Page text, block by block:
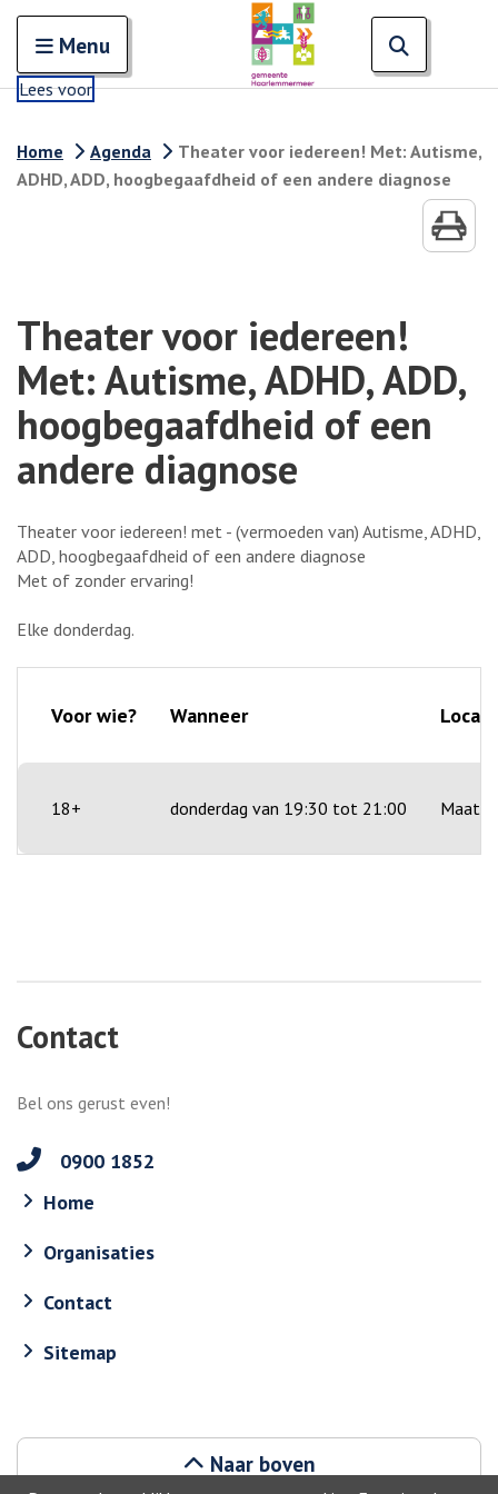
Open en sluit het
Menu
Lees voor
Home Agenda
Theater voor iedereen! Met: Autisme,
ADHD, ADD, hoogbegaafdheid of een andere diagnose
Theater voor iedereen!
Met: Autisme, ADHD, ADD,
hoogbegaafdheid of een
andere diagnose
Theater voor iedereen! met - (vermoeden van) Autisme, ADHD,
ADD, hoogbegaafdheid of een andere diagnose
Met of zonder ervaring!
Elke donderdag.
Voor wie? Wanneer
18+ donderdag van 19:30 tot 21:00
Contact
Bel ons gerust even!
0900 1852
Home
Organisaties
Contact
Sitemap
Naar boven